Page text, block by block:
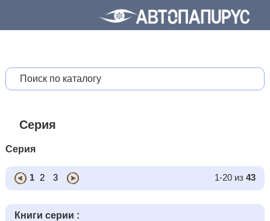
Серия
Серия
1 2 3 1-20 из 43
Книги серии :